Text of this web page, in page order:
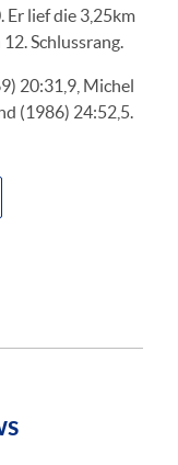
Er lief die 3,25km
Schlussrang.
20:31,9, Michel
(1986) 24:52,5.